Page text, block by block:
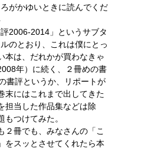
がかゆいときに読んでくだ
評2006-2014」というサブタ
のとおり、これは僕にとっ
本は、だれかが買わなきゃ
年）に続く、２冊めの書
書評というか、リポートが
末にはこれまで出してきた
担当した作品集などは除
もつけてみた。
２冊でも、みなさんの「こ
をスッとさせてくれたら本